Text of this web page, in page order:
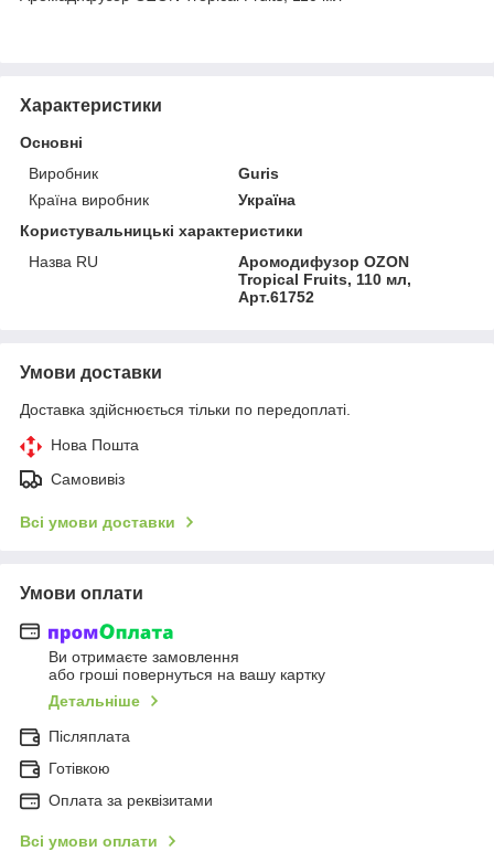
Характеристики
Основні
Виробник
Guris
Країна виробник
Україна
Користувальницькі характеристики
Назва RU
Аромодифузор OZON
Tropical Fruits, 110 мл,
Арт.61752
Умови доставки
Доставка здійснюється тільки по передоплаті.
Нова Пошта
Самовивіз
Всі умови доставки
Умови оплати
Ви отримаєте замовлення
або гроші повернуться на вашу картку
Детальніше
Післяплата
Готівкою
Оплата за реквізитами
Всі умови оплати